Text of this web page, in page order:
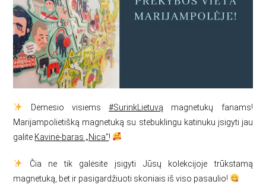
Dėmesio visiems#SurinkLietuvą magnetukų fanams!
Marijampolietišką magnetuką su stebuklingu katinuku įsigyti jau
galite Kavinė-baras „Nica”!
Čia ne tik galėsite įsigyti Jūsų kolekcijoje trūkstamą
magnetuką, bet ir pasigardžiuoti skoniais iš viso pasaulio!